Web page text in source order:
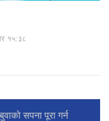
१५:३८
बुवाको सपना पूरा गर्न